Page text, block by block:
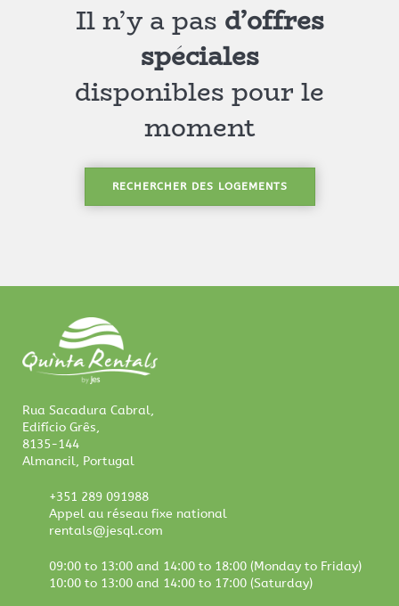
Il n’y a pas d’offres
spéciales
disponibles pour le
moment
RECHERCHER DES LOGEMENTS
Rua Sacadura Cabral,
Edifício Grês,
8135-144
Almancil, Portugal
+351 289 091988
Appel au réseau fixe national
rentals@jesql.com
09:00 to 13:00 and 14:00 to 18:00 (Monday to Friday)
10:00 to 13:00 and 14:00 to 17:00 (Saturday)